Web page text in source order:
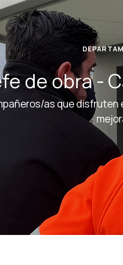
de obra -
as que